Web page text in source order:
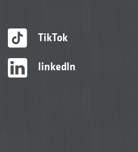
TikTok
linkedIn